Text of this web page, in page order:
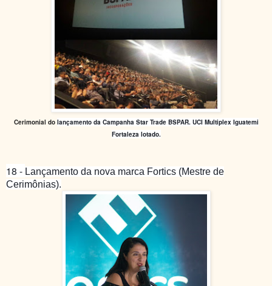
Cerimonial do lançamento da Campanha Star Trade BSPAR. UCI Multiplex Iguatemi
Fortaleza lotado.
18 - Lançamento da nova marca Fortics (Mestre de
Cerimônias).